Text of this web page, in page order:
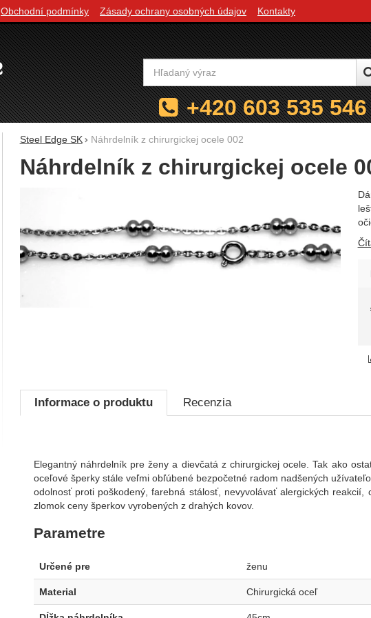
Steel Edge SK Náhrdelník z chirurgickej ocele 002
Náhrdelník z chirurgickej ocele
Informace o produktu Recenzia
Elegantný náhrdelník pre ženy a dievčatá z chirurgickej ocele. Tak ako
oceľové šperky stále veľmi obľúbené bezpočetné radom nadšených
odolnosť proti poškodený, farebná stálosť, nevyvolávať alergických
zlomok ceny šperkov vyrobených z drahých kovov.
Parametre
Určené pre ženu
Material Chirurgická oceľ
Obchodní podmínky Zásady ochrany osobných údajov Kontakty
Vyhľadávanie
+420 603 535 546